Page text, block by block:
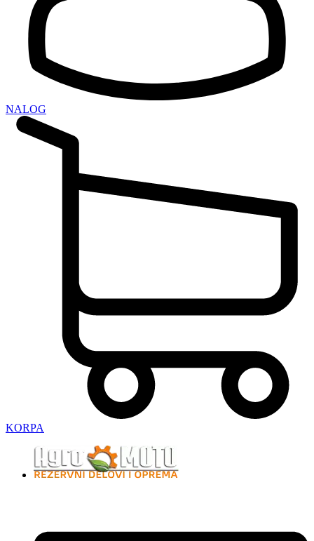
NALOG
KORPA